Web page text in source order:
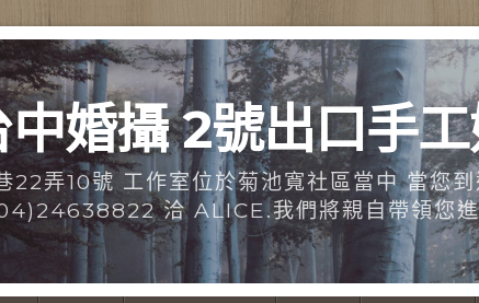
婚攝 2號出口手
22弄10號 工作室位於菊池寬社區當中 當您
洽 ALICE.我們將親自帶領您進